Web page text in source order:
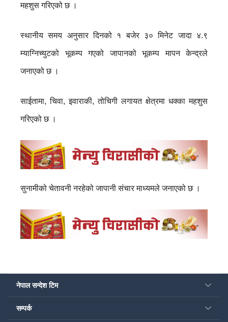
महशुस गरिएको छ ।
स्थानीय समय अनुसार दिनको १ बजेर ३० मिनेट जादा ४.९
म्याग्निच्युटको भूकम्प गएको जापानको भूकम्प मापन केन्द्रले
जनाएको छ ।
साईतामा, चिवा, इवाराकी, तोचिगी लगायत क्षेत्रमा धक्का महशुस
गरिएको छ ।
सुनामीको चेतावनी नरहेको जापानी संचार माध्यमले जनाएको छ ।
नेपाल सन्देश टिम
सम्पर्क